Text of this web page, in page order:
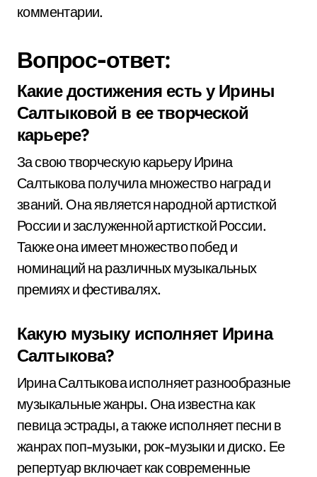
комментарии.
Вопрос-ответ:
Какие достижения есть у Ирины
Салтыковой в ее творческой
карьере?
За свою творческую карьеру Ирина
Салтыкова получила множество наград и
званий. Она является народной артисткой
России и заслуженной артисткой России.
Также она имеет множество побед и
номинаций на различных музыкальных
премиях и фестивалях.
Какую музыку исполняет Ирина
Салтыкова?
Ирина Салтыкова исполняет разнообразные
музыкальные жанры. Она известна как
певица эстрады, а также исполняет песни в
жанрах поп-музыки, рок-музыки и диско. Ее
репертуар включает как современные